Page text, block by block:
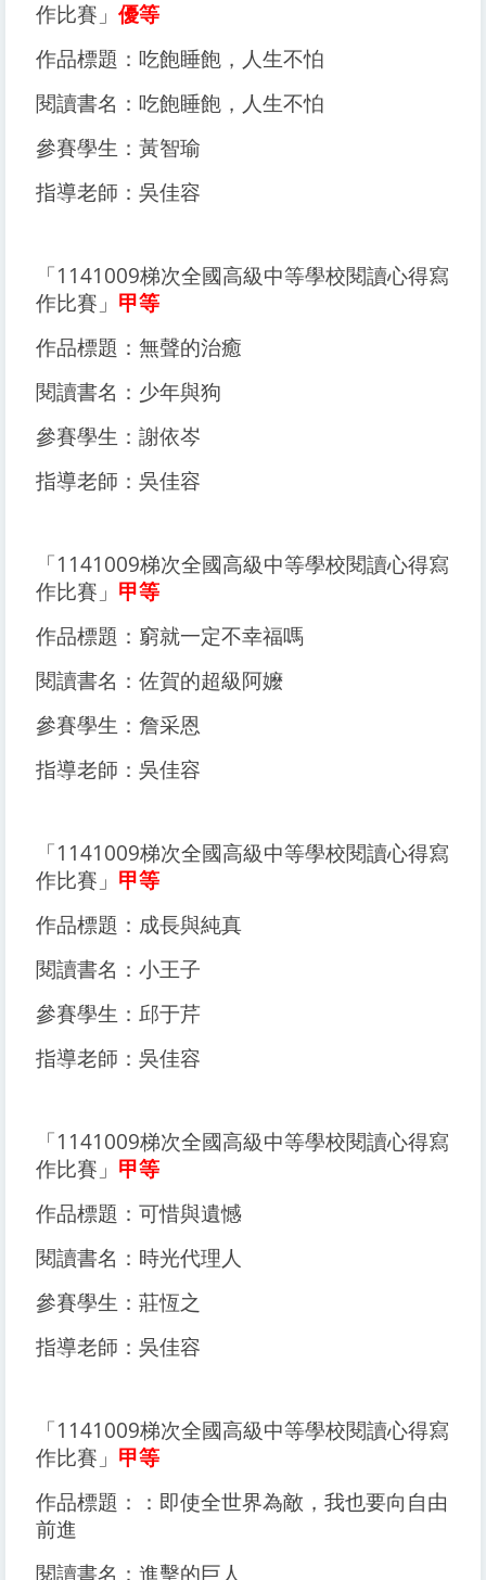
作比賽」 優等
作品標題：吃飽睡飽，人生不怕
閱讀書名：吃飽睡飽，人生不怕
參賽學生：黃智瑜
指導老師：吳佳容
「1141009梯次全國高級中等學校閱讀心得寫
作比賽」 甲等
作品標題：無聲的治癒
閱讀書名：少年與狗
參賽學生：謝依岑
指導老師：吳佳容
「1141009梯次全國高級中等學校閱讀心得寫
作比賽」 甲等
作品標題：窮就一定不幸福嗎
閱讀書名：佐賀的超級阿嬤
參賽學生：詹采恩
指導老師：吳佳容
「1141009梯次全國高級中等學校閱讀心得寫
作比賽」 甲等
作品標題：成長與純真
閱讀書名：小王子
參賽學生：邱于芹
指導老師：吳佳容
「1141009梯次全國高級中等學校閱讀心得寫
作比賽」 甲等
作品標題：可惜與遺憾
閱讀書名：時光代理人
參賽學生：莊恆之
指導老師：吳佳容
「1141009梯次全國高級中等學校閱讀心得寫
作比賽」 甲等
作品標題：：即使全世界為敵，我也要向自由
前進
閱讀書名：進擊的巨人